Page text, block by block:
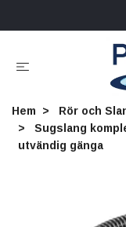
Hem Rör och
Sugslang
utvändig gänga